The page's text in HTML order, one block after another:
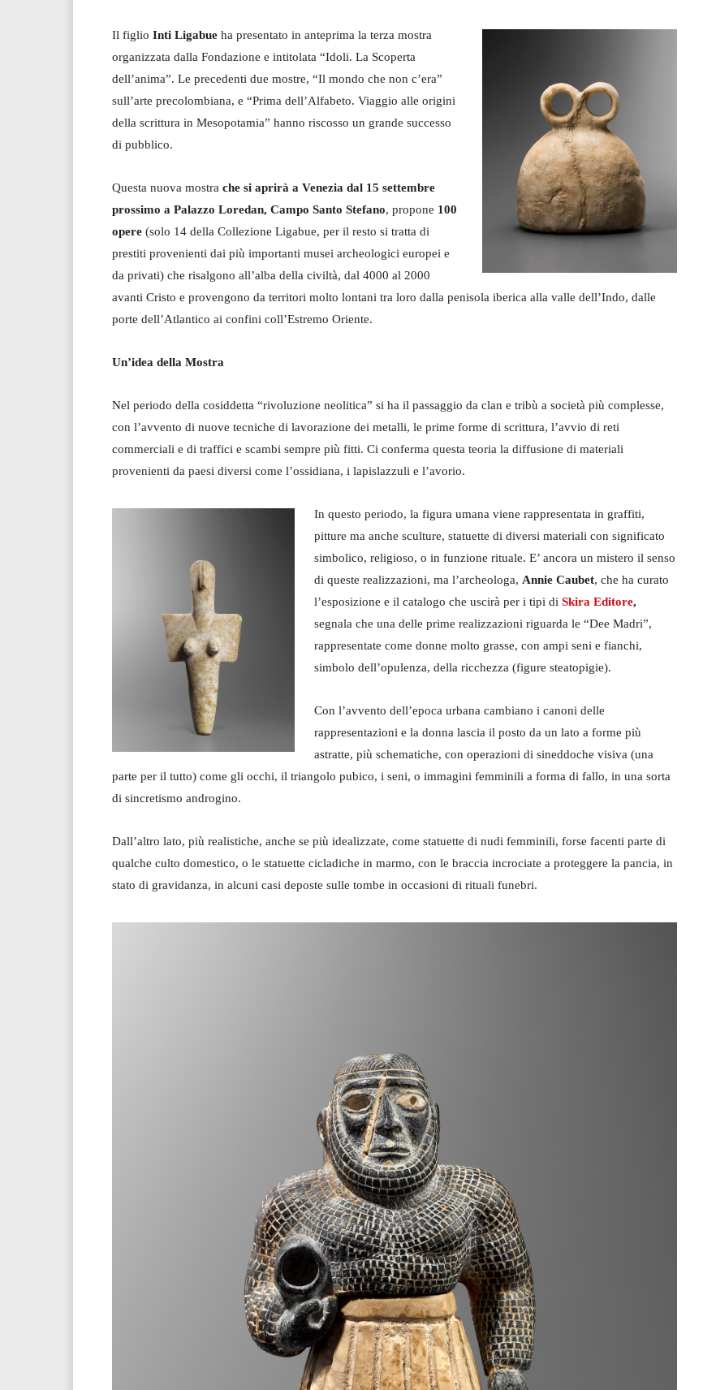
Il figlio Inti Ligabue ha presentato in anteprima la terza mostra
organizzata dalla Fondazione e intitolata “Idoli. La Scoperta
dell’anima”. Le precedenti due mostre, “Il mondo che non c’era”
sull’arte precolombiana, e “Prima dell’Alfabeto. Viaggio alle origini
della scrittura in Mesopotamia” hanno riscosso un grande successo
di pubblico.
Questa nuova mostra che si aprirà a Venezia dal 15 settembre
prossimo a Palazzo Loredan, Campo Santo Stefano, propone 100
opere (solo 14 della Collezione Ligabue, per il resto si tratta di
prestiti provenienti dai più importanti musei archeologici europei e
da privati) che risalgono all’alba della civiltà, dal 4000 al 2000
avanti Cristo e provengono da territori molto lontani tra loro dalla penisola iberica alla valle dell’Indo, dalle
porte dell’Atlantico ai confini coll’Estremo Oriente.
Un’idea della Mostra
Nel periodo della cosiddetta “rivoluzione neolitica” si ha il passaggio da clan e tribù a società più complesse,
con l’avvento di nuove tecniche di lavorazione dei metalli, le prime forme di scrittura, l’avvio di reti
commerciali e di traffici e scambi sempre più fitti. Ci conferma questa teoria la diffusione di materiali
provenienti da paesi diversi come l’ossidiana, i lapislazzuli e l’avorio.
In questo periodo, la figura umana viene rappresentata in graffiti,
pitture ma anche sculture, statuette di diversi materiali con significato
simbolico, religioso, o in funzione rituale. E’ ancora un mistero il senso
di queste realizzazioni, ma l’archeologa, Annie Caubet, che ha curato
l’esposizione e il catalogo che uscirà per i tipi di Skira Editore,
segnala che una delle prime realizzazioni riguarda le “Dee Madri”,
rappresentate come donne molto grasse, con ampi seni e fianchi,
simbolo dell’opulenza, della ricchezza (figure steatopigie).
Con l’avvento dell’epoca urbana cambiano i canoni delle
rappresentazioni e la donna lascia il posto da un lato a forme più
astratte, più schematiche, con operazioni di sineddoche visiva (una
parte per il tutto) come gli occhi, il triangolo pubico, i seni, o immagini femminili a forma di fallo, in una sorta
di sincretismo androgino.
Dall’altro lato, più realistiche, anche se più idealizzate, come statuette di nudi femminili, forse facenti parte di
qualche culto domestico, o le statuette cicladiche in marmo, con le braccia incrociate a proteggere la pancia, in
stato di gravidanza, in alcuni casi deposte sulle tombe in occasioni di rituali funebri.